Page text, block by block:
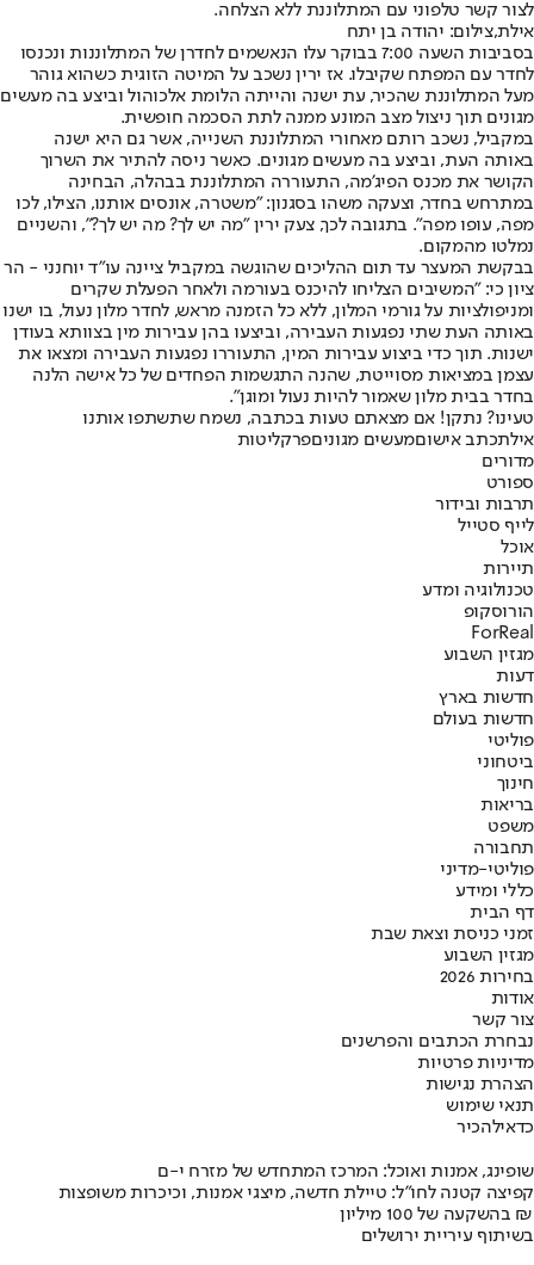
לצור קשר טלפוני עם המתלוננת ללא הצלחה.
אילת,צילום: יהודה בן יתח
בסביבות השעה 7:00 בבוקר עלו הנאשמים לחדרן של המתלוננות ונכנסו
לחדר עם המפתח שקיבלו. אז ירין נשכב על המיטה הזוגית כשהוא גוהר
מעל המתלוננת שהכיר, עת ישנה והייתה הלומת אלכוהול וביצע בה מעשים
מגונים תוך ניצול מצב המונע ממנה לתת הסכמה חופשית.
במקביל, נשכב רותם מאחורי המתלוננת השנייה, אשר גם היא ישנה
באותה העת, וביצע בה מעשים מגונים. כאשר ניסה להתיר את השרוך
הקושר את מכנס הפיג'מה, התעוררה המתלוננת בבהלה, הבחינה
במתרחש בחדר, וצעקה משהו בסגנון: "משטרה, אונסים אותנו, הצילו, לכו
מפה, עופו מפה". בתגובה לכך, צעק ירין "מה יש לך? מה יש לך?", והשניים
נמלטו מהמקום.
בבקשת המעצר עד תום ההליכים שהוגשה במקביל ציינה עו"ד יוחנני - הר
ציון כי: "המשיבים הצליחו להיכנס בעורמה ולאחר הפעלת שקרים
ומניפולציות על גורמי המלון, ללא כל הזמנה מראש, לחדר מלון נעול, בו ישנו
באותה העת שתי נפגעות העבירה, וביצעו בהן עבירות מין בצוותא בעודן
ישנות. תוך כדי ביצוע עבירות המין, התעוררו נפגעות העבירה ומצאו את
עצמן במציאות מסוייטת, שהנה התגשמות הפחדים של כל אישה הלנה
בחדר בבית מלון שאמור להיות נעול ומוגן".
טעינו? נתקן! אם מצאתם טעות בכתבה, נשמח שתשתפו אותנו
אילתכתב אישוםמעשים מגוניםפרקליטות
מדורים
ספורט
תרבות ובידור
לייף סטייל
אוכל
תיירות
טכנולוגיה ומדע
הורוסקופ
ForReal
מגזין השבוע
דעות
חדשות בארץ
חדשות בעולם
פוליטי
ביטחוני
חינוך
בריאות
משפט
תחבורה
פוליטי-מדיני
כללי ומידע
דף הבית
זמני כניסת וצאת שבת
מגזין השבוע
בחירות 2026
אודות
צור קשר
נבחרת הכתבים והפרשנים
מדיניות פרטיות
הצהרת נגישות
תנאי שימוש
כדאילהכיר
שופינג, אמנות ואוכל: המרכז המתחדש של מזרח י-ם
קפיצה קטנה לחו"ל: טיילת חדשה, מיצגי אמנות, וכיכרות משופצות
בהשקעה של 100 מיליון ₪
בשיתוף עיריית ירושלים